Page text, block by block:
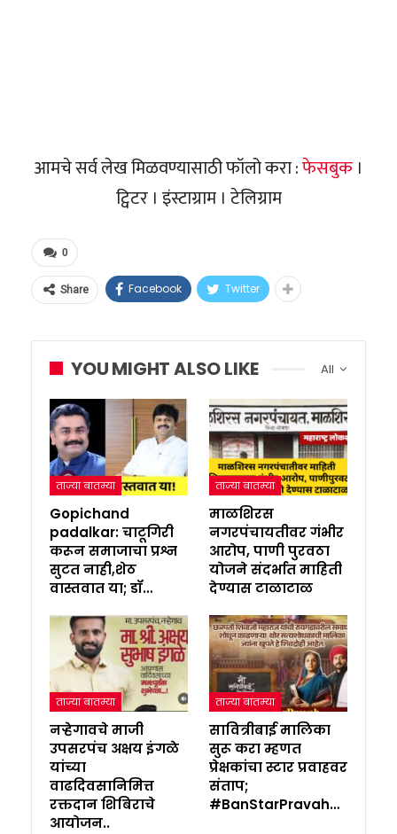
आमचे सर्व लेख मिळवण्यासाठी फॉलो करा :फेसबुक ।
ट्विटर । इंस्टाग्राम । टेलिग्राम
0
Share Facebook Twitter
All
YOU MIGHT ALSO LIKE
ताज्या बातम्या
Gopichand
padalkar: चाटूगिरी
करून समाजाचा प्रश्न
सुटत नाही,शेठ
वास्तवात या; डॉ…
ताज्या बातम्या
माळशिरस
नगरपंचायतीवर गंभीर
आरोप, पाणी पुरवठा
योजने संदर्भात माहिती
देण्यास टाळाटाळ
ताज्या बातम्या
नऱ्हेगावचे माजी
उपसरपंच अक्षय इंगळे
यांच्या
वाढदिवसानिमित्त
रक्तदान शिबिराचे
आयोजन..
ताज्या बातम्या
सावित्रीबाई मालिका
सुरू करा म्हणत
प्रेक्षकांचा स्टार प्रवाहवर
संताप;
#BanStarPravah…